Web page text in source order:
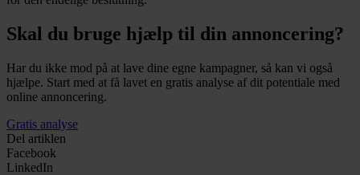
Skal du bruge hjælp til din annoncering?
Har du ikke mod på at lave dine egne kampagner, så kan vi også
hjælpe. Start med at få lavet en gratis analyse af dit potentiale med
online annoncering.
Gratis analyse
Del artiklen
Facebook
LinkedIn